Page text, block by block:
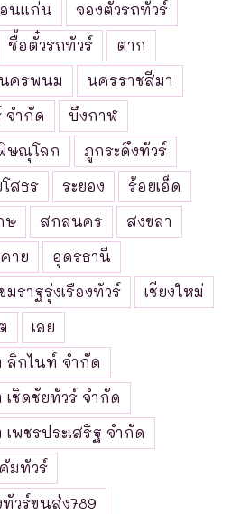
นแก่น
จองตั๋วรถทัวร์
ซื้อตั๋วรถทัวร์
ตาก
ครพนม
นครราชสีมา
จำกัด
บึงกาฬ
ษณุโลก
ภูกระดึงทัวร์
โสธร ระยอง
ร้อยเอ็ด
ษ สกลนคร
สงขลา
าย
อุดรธานี
มราฐรุ่งเรืองทัวร์
เชียงใหม่
เลย
ลิกไนท์ จำกัด
เชิดชัยทัวร์ จำกัด
พชรประเสริฐ จำกัด
มทัวร์
ทัวร์ขนส่ง789